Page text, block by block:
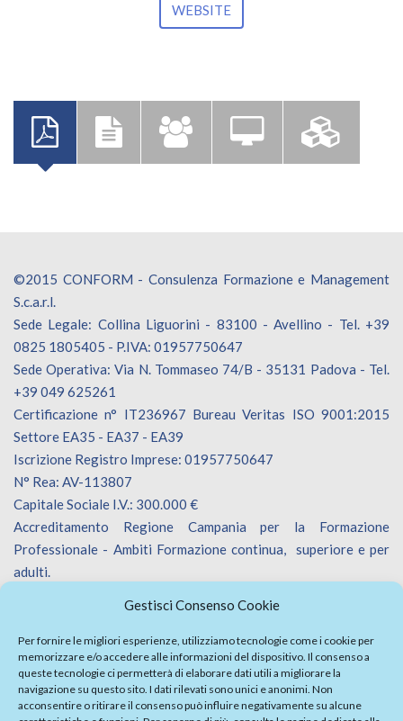
Gestisci Consenso Cookie
Per fornire le migliori esperienze, utilizziamo tecnologie come i cookie per
memorizzare e/o accedere alle informazioni del dispositivo. Il consenso a
queste tecnologie ci permetterà di elaborare dati utili a migliorare la
navigazione su questo sito. I dati rilevati sono unici e anonimi. Non
acconsentire o ritirare il consenso può influire negativamente su alcune
WEBSITE
©2015 CONFORM - Consulenza Formazione e Management
S.c.a.r.l.
Sede Legale: Collina Liguorini - 83100 - Avellino - Tel. +39
0825 1805405 - P.IVA: 01957750647
Sede Operativa: Via N. Tommaseo 74/B - 35131 Padova - Tel.
+39 049 625261
Certificazione n° IT236967 Bureau Veritas ISO 9001:2015
Settore EA35 - EA37 - EA39
Iscrizione Registro Imprese: 01957750647
N° Rea: AV-113807
Capitale Sociale I.V.: 300.000 €
Accreditamento Regione Campania per la Formazione
Professionale - Ambiti Formazione continua, superiore e per
adulti.
Iscrizione Catalogo Fornitori Innoveneto.